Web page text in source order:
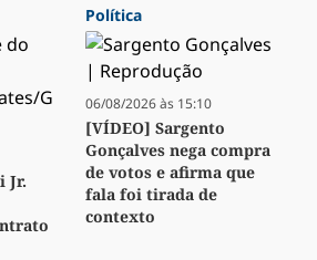
Jr.
Política
06/08/2026 às 15:10
[VÍDEO] Sargento
Gonçalves nega compra
de votos e afirma que
fala foi tirada de
contexto